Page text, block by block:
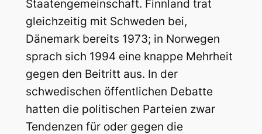
Staatengemeinschaft. Finnland trat
gleichzeitig mit Schweden bei,
Dänemark bereits 1973; in Norwegen
sprach sich 1994 eine knappe Mehrheit
gegen den Beitritt aus. In der
schwedischen öffentlichen Debatte
hatten die politischen Parteien zwar
Tendenzen für oder gegen die